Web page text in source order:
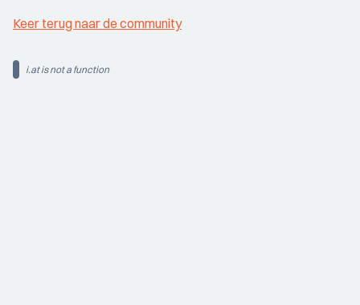
Keer terug naar de community
i.at is not a function